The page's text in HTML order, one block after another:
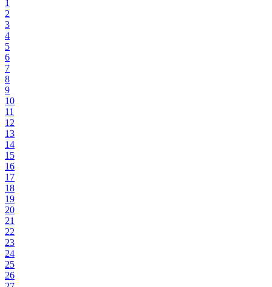
1
2
3
4
5
6
7
8
9
10
11
12
13
14
15
16
17
18
19
20
21
22
23
24
25
26